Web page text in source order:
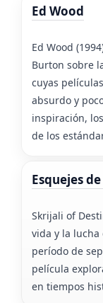
Ed Wood
Ed Wood
Burton sobre
cuyas
absurdo y
inspiración,
de los
Esquejes
Skrijali of
vida y la
período de
película
en tiempos